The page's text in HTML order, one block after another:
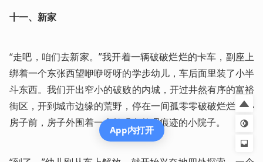
十一、新家
“走吧，咱们去新家。”我开着一辆破破烂烂的卡车，副座上
绑着一个东张西望咿咿呀呀的学步幼儿，车后面里装了小半
斗东西。我们开出窄小的破败的内城，开过井然有序的富裕
街区，开到城市边缘的荒野，停在一间孤零零破破烂烂的小
房子前，房子外围着一个勉强有整理痕迹的小院子。
App内打开